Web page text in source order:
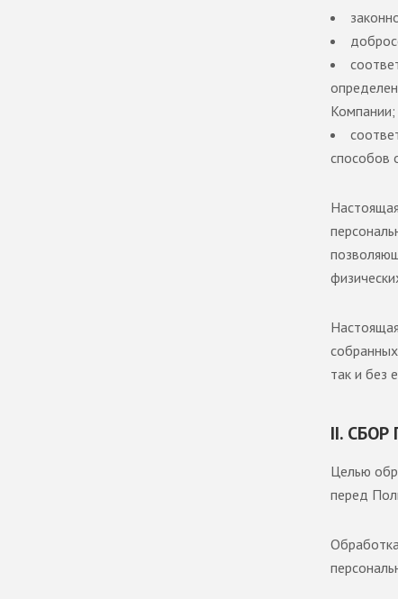
Компании;
способов
так и без
II.
Целью
перед